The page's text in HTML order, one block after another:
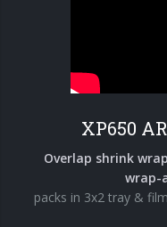
XP650
Overlap shrink
wrap-
packs in 3x2 tray &